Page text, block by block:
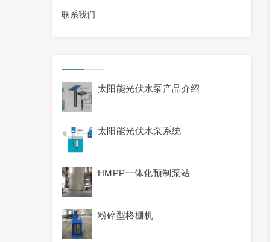
联系我们
太阳能光伏水泵产品介绍
太阳能光伏水泵系统
HMPP一体化预制泵站
粉碎型格栅机